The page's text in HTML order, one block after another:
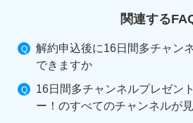
関連する
解約申込後に16日間多チャン
できますか
16日間多チャンネルプレゼン
ー！のすべてのチャンネルが